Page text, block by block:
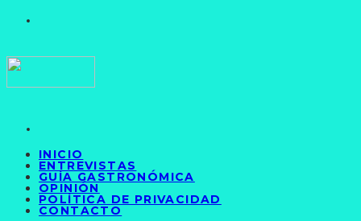
INICIO
ENTREVISTAS
GUÍA GASTRONÓMICA
OPINIÓN
POLÍTICA DE PRIVACIDAD
CONTACTO